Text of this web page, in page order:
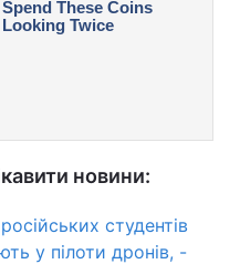
новини:
студентів
у пілоти дронів, -